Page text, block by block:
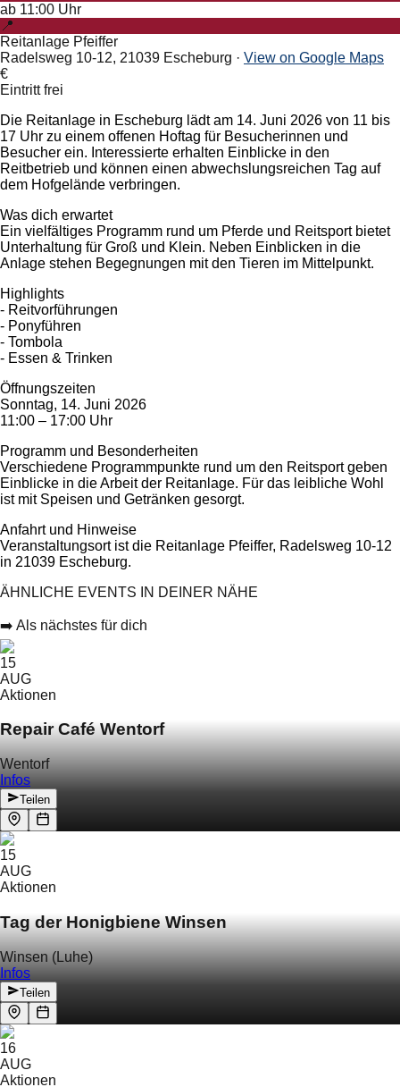
ab 11:00 Uhr
📍
Reitanlage Pfeiffer
Radelsweg 10-12, 21039 Escheburg · View on Google Maps
€
Eintritt frei
Die Reitanlage in Escheburg lädt am 14. Juni 2026 von 11 bis
17 Uhr zu einem offenen Hoftag für Besucherinnen und
Besucher ein. Interessierte erhalten Einblicke in den
Reitbetrieb und können einen abwechslungsreichen Tag auf
dem Hofgelände verbringen.
Was dich erwartet
Ein vielfältiges Programm rund um Pferde und Reitsport bietet
Unterhaltung für Groß und Klein. Neben Einblicken in die
Anlage stehen Begegnungen mit den Tieren im Mittelpunkt.
Highlights
- Reitvorführungen
- Ponyführen
- Tombola
- Essen & Trinken
Öffnungszeiten
Sonntag, 14. Juni 2026
11:00 – 17:00 Uhr
Programm und Besonderheiten
Verschiedene Programmpunkte rund um den Reitsport geben
Einblicke in die Arbeit der Reitanlage. Für das leibliche Wohl
ist mit Speisen und Getränken gesorgt.
Anfahrt und Hinweise
Veranstaltungsort ist die Reitanlage Pfeiffer, Radelsweg 10-12
in 21039 Escheburg.
ÄHNLICHE EVENTS IN DEINER NÄHE
➡️ Als nächstes für dich
15
AUG
Aktionen
Repair Café Wentorf
Wentorf
Infos
Teilen
15
AUG
Aktionen
Tag der Honigbiene Winsen
Winsen (Luhe)
Infos
Teilen
16
AUG
Aktionen